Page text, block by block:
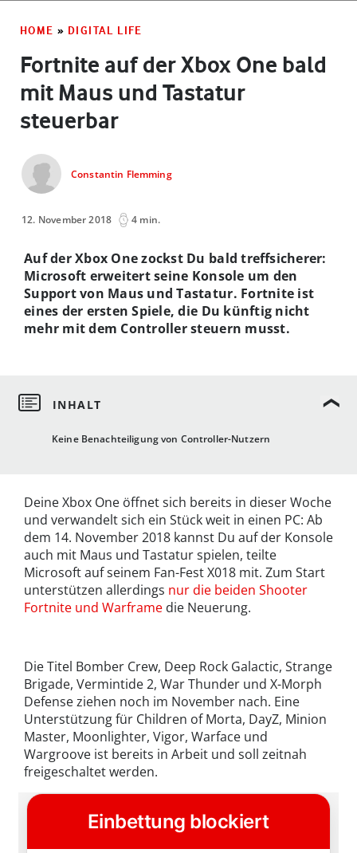
HOME » DIGITAL LIFE
Fortnite auf der Xbox One bald
mit Maus und Tastatur
steuerbar
Constantin Flemming
12. November 2018 4 min.
Keine Benachteiligung von Controller-Nutzern
Auf der Xbox One zockst Du bald treffsicherer:
Microsoft erweitert seine Konsole um den
Support von Maus und Tastatur. Fortnite ist
eines der ersten Spiele, die Du künftig nicht
mehr mit dem Controller steuern musst.
Deine Xbox One öffnet sich bereits in dieser Woche
und verwandelt sich ein Stück weit in einen PC: Ab
dem 14. November 2018 kannst Du auf der Konsole
auch mit Maus und Tastatur spielen, teilte
Microsoft auf seinem Fan-Fest X018 mit. Zum Start
unterstützen allerdings nur die beiden Shooter
Fortnite und Warframe die Neuerung.
Die Titel Bomber Crew, Deep Rock Galactic, Strange
Brigade, Vermintide 2, War Thunder und X-Morph
Defense ziehen noch im November nach. Eine
Unterstützung für Children of Morta, DayZ, Minion
Master, Moonlighter, Vigor, Warface und
Wargroove ist bereits in Arbeit und soll zeitnah
freigeschaltet werden.